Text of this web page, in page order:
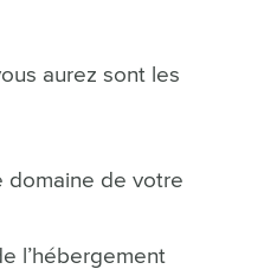
aurez sont les
domaine de votre
l’hébergement